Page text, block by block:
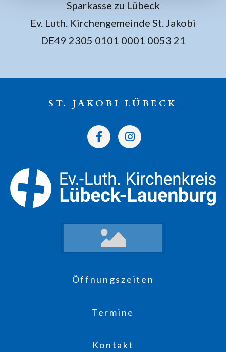
Sparkasse zu Lübeck
Ev. Luth. Kirchengemeinde St. Jakobi
DE49 2305 0101 0001 0053 21
ST. JAKOBI LÜBECK
Öffnungszeiten
Termine
Kontakt